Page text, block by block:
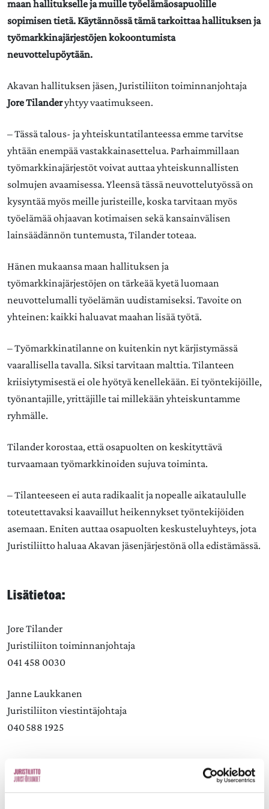
maan hallitukselle ja muille työelämäosapuolille
sopimisen tietä. Käytännössä tämä tarkoittaa hallituksen ja
työmarkkinajärjestöjen kokoontumista
neuvottelupöytään.
Akavan hallituksen jäsen, Juristiliiton toiminnanjohtaja
Jore Tilanderyhtyy vaatimukseen.
– Tässä talous- ja yhteiskuntatilanteessa emme tarvitse
yhtään enempää vastakkainasettelua. Parhaimmillaan
työmarkkinajärjestöt voivat auttaa yhteiskunnallisten
solmujen avaamisessa. Yleensä tässä neuvottelutyössä on
kysyntää myös meille juristeille, koska tarvitaan myös
työelämää ohjaavan kotimaisen sekä kansainvälisen
lainsäädännön tuntemusta, Tilander toteaa.
Hänen mukaansa maan hallituksen ja
työmarkkinajärjestöjen on tärkeää kyetä luomaan
neuvottelumalli työelämän uudistamiseksi. Tavoite on
yhteinen: kaikki haluavat maahan lisää työtä.
– Työmarkkinatilanne on kuitenkin nyt kärjistymässä
vaarallisella tavalla. Siksi tarvitaan malttia. Tilanteen
kriisiytymisestä ei ole hyötyä kenellekään. Ei työntekijöille,
työnantajille, yrittäjille tai millekään yhteiskuntamme
ryhmälle.
Tilander korostaa, että osapuolten on keskityttävä
turvaamaan työmarkkinoiden sujuva toiminta.
– Tilanteeseen ei auta radikaalit ja nopealle aikataululle
toteutettavaksi kaavaillut heikennykset työntekijöiden
asemaan. Eniten auttaa osapuolten keskusteluyhteys, jota
Juristiliitto haluaa Akavan jäsenjärjestönä olla edistämässä.
Lisätietoa:
Jore Tilander
Juristiliiton toiminnanjohtaja
041 458 0030
Janne Laukkanen
Juristiliiton viestintäjohtaja
040 588 1925